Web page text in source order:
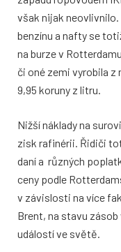
však nijak
benzínu a nafty se
na burze v
či oné zemi vyrobila z
9,95 koruny z litru.
Nižší náklady na
zisk rafinérii. Řidiči
daní a různých
ceny podle
v závislosti na více
Brent, na stavu
událostí ve světě.